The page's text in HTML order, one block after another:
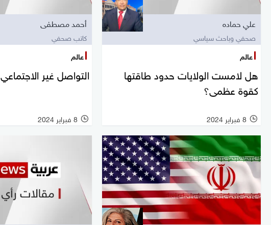
علي حماده
صحفي وباحث سياسي
عالم
هل لامست الولايات حدود طاقتها
كقوة عظمى؟
8 فبراير 2024
أحمد مصطفى
كاتب صحفي
عالم
التواصل غير الاجتماعي
8 فبراير 2024